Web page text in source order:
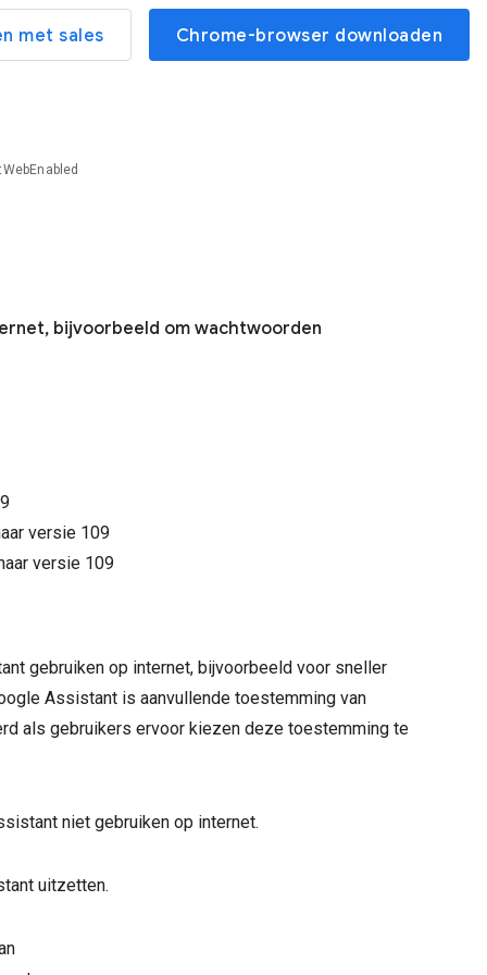
met sales Chrome-browser downloaden
bijvoorbeeld om wachtwoorden
versie 109
versie 109
gebruiken op internet, bijvoorbeeld voor sneller
Assistant is aanvullende toestemming van
als gebruikers ervoor kiezen deze toestemming te
niet gebruiken op internet.
uitzetten.